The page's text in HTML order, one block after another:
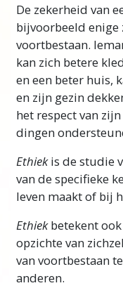
L. Ron Hubbard
methode om de
van je leven te
exacte stappen
Deze formules
zijn op de
stappen die je
echte tools
ook je
activiteiten en
Wees er tijdens
De zekerheid van
bijvoorbeeld
voortbestaan.
kan zich betere
en een beter huis,
en zijn gezin
het respect van
dingen
Ethiekis de studie
van de specifieke
leven maakt of bij
Ethiekbetekent
opzichte van
van voortbestaan
anderen.